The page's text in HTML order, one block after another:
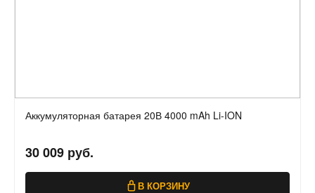
Аккумуляторная батарея 20В 4000 mAh Li-ION
30 009 руб.
В КОРЗИНУ